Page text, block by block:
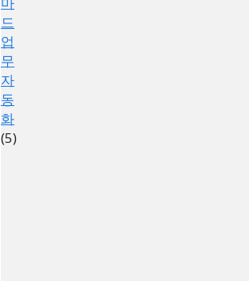
드
업
무
자
동
화
(5)